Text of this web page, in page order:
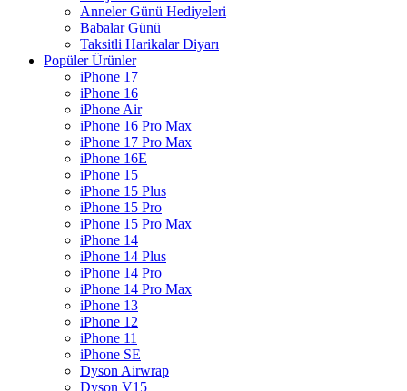
Anneler Günü Hediyeleri
Babalar Günü
Taksitli Harikalar Diyarı
Popüler Ürünler
iPhone 17
iPhone 16
iPhone Air
iPhone 16 Pro Max
iPhone 17 Pro Max
iPhone 16E
iPhone 15
iPhone 15 Plus
iPhone 15 Pro
iPhone 15 Pro Max
iPhone 14
iPhone 14 Plus
iPhone 14 Pro
iPhone 14 Pro Max
iPhone 13
iPhone 12
iPhone 11
iPhone SE
Dyson Airwrap
Dyson V15